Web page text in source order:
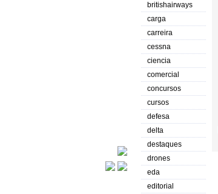
britishairways
carga
carreira
cessna
ciencia
comercial
concursos
cursos
defesa
delta
destaques
drones
eda
editorial